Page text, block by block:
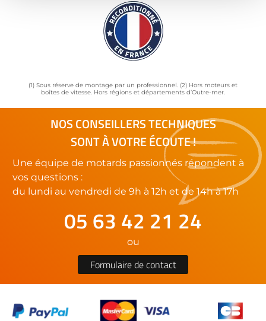
(1) Sous réserve de montage par un professionnel. (2) Hors moteurs et
boîtes de vitesse. Hors régions et départements d’Outre-mer.
NOS CONSEILLERS TECHNIQUES
SONT À VOTRE ÉCOUTE !
Une équipe de motards passionnés répondent à
vos questions :
du lundi au vendredi de 9h à 12h et de 14h à 17h
05 63 42 21 24
ou
Formulaire de contact